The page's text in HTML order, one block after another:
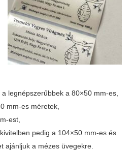
legnépszerűbbek a 80×50 mm-es,
mm-es méretek,
est,
pedig a 104×50 mm-es és
ajánljuk a mézes üvegekre.